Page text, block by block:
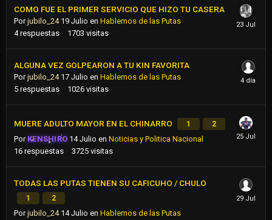
COMO FUE EL PRIMER SERVICIO QUE HIZO TU CASERA
Porjubilo_24 19 Julio en Hablemos de las Putas
4 respuestas 1703 visitas
ALGUNA VEZ GOLPEARON A TU KIN FAVORITA
Porjubilo_24 17 Julio en Hablemos de las Putas
5 respuestas 1026 visitas
MUERE ADULTO MAYOR EN EL CHINARRO 1 2
Por KENSHIRO 14 Julio enNoticias y Politica Nacional
16 respuestas 3725 visitas
TODAS LAS PUTAS TIENEN SU CAFICUHO / CHULO
1 2
Porjubilo_24 14 Julio en Hablemos de las Putas